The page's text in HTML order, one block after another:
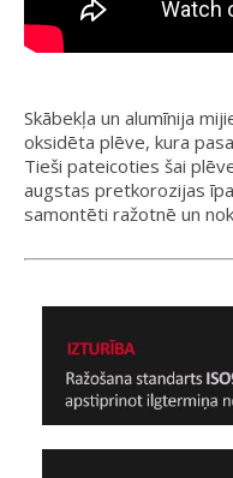
Skābekļa un alumīnija
oksidēta plēve, kura
Tieši pateicoties šai
augstas pretkorozijas
samontēti ražotnē un